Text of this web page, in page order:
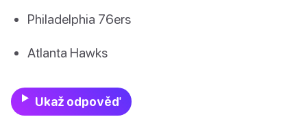
Philadelphia 76ers
Atlanta Hawks
Ukaž odpověď